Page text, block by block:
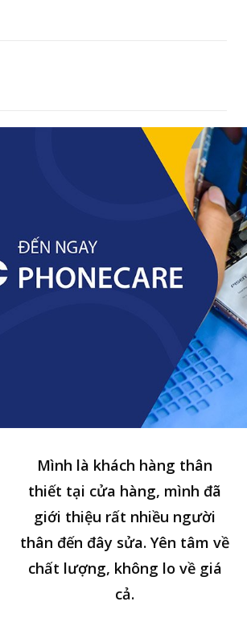
Mình là khách hàng thân
thiết tại cửa hàng, mình đã
giới thiệu rất nhiều người
thân đến đây sửa. Yên tâm về
chất lượng, không lo về giá
cả.